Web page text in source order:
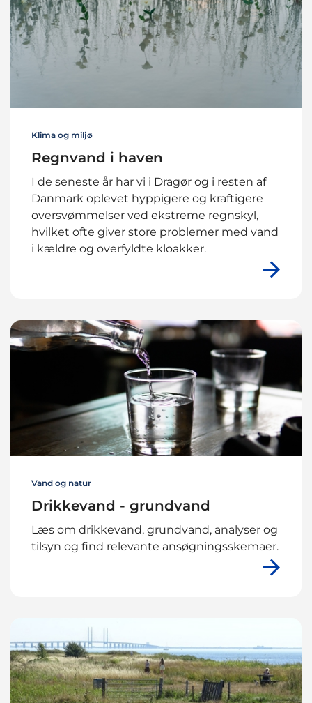
Klima og miljø
Regnvand i haven
I de seneste år har vi i Dragør og i resten af
Danmark oplevet hyppigere og kraftigere
oversvømmelser ved ekstreme regnskyl,
hvilket ofte giver store problemer med vand
i kældre og overfyldte kloakker.
Vand og natur
Drikkevand - grundvand
Læs om drikkevand, grundvand, analyser og
tilsyn og find relevante ansøgningsskemaer.